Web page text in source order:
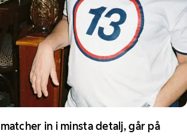
in i minsta detalj, går på